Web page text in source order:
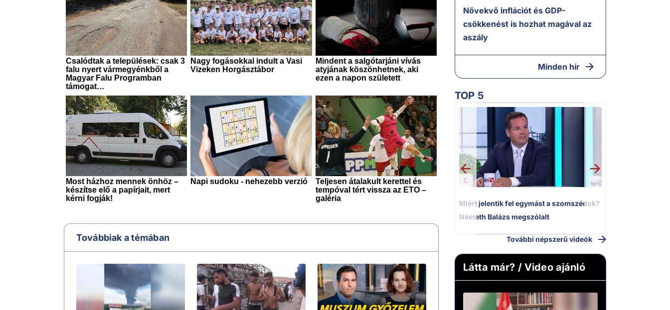
Továbbiak a témában
Növekvő inflációt és GDP-
csökkenést is hozhat magával az
aszály
Minden hír
TOP 5
1.
Miért jelentik fel egymást a szomszédok?
Németh Balázs megszólalt
További népszerű videók
Látta már? / Video ajánló